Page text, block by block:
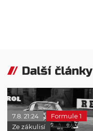
Další články
7.8. 21:24
Formule 1
Ze zákulisí